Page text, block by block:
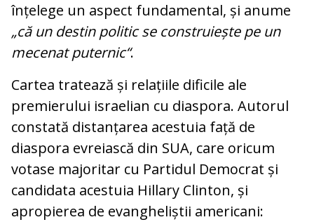
înțelege un aspect fundamental, și anume
„că un destin politic se construiește pe un
mecenat puternic“.
Cartea tratează și relațiile dificile ale
premierului israelian cu diaspora. Autorul
constată distanțarea acestuia față de
diaspora evreiască din SUA, care oricum
votase majoritar cu Partidul Democrat și
candidata acestuia Hillary Clinton, și
apropierea de evangheliștii americani: